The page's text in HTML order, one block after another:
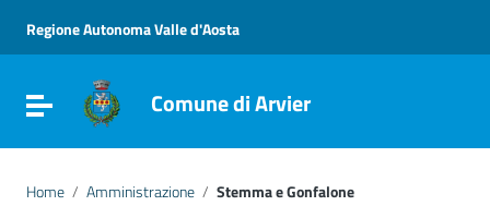
Vai al menu di navigazione
Vai al footer
Regione Autonoma Valle d'Aosta
Attiva / disattiva la navigazione
Comune di Arvier
Home / Amministrazione / Stemma e Gonfalone